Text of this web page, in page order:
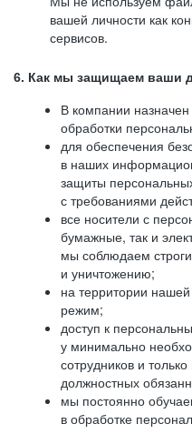
вашей личности как
сервисов.
6. Как мы защищаем ваши
В компании
обработки
для обеспечения
в наших
защиты
с требованиями
все носители с
бумажные, так и
мы соблюдаем
и уничтожению;
на территории
режим;
доступ к
у минимально
сотрудников и
должностных
мы постоянно
в обработке